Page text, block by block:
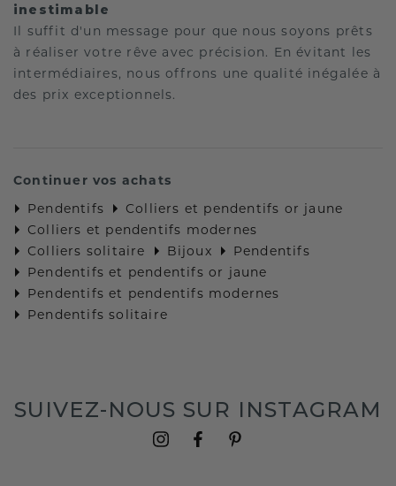
inestimable
Il suffit d'un message pour que nous soyons prêts
à réaliser votre rêve avec précision. En évitant les
intermédiaires, nous offrons une qualité inégalée à
des prix exceptionnels.
Continuer vos achats
Pendentifs
Colliers et pendentifs or jaune
Colliers et pendentifs modernes
Colliers solitaire
Bijoux
Pendentifs
Pendentifs et pendentifs or jaune
Pendentifs et pendentifs modernes
Pendentifs solitaire
SUIVEZ-NOUS SUR INSTAGRAM